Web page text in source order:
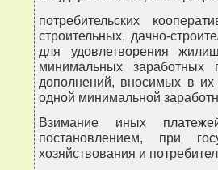
потребительских
строительных, дачно-
для удовлетворения
минимальных
дополнений, вносимых в
одной минимальной
Взимание иных
постановлением, при
хозяйствования и